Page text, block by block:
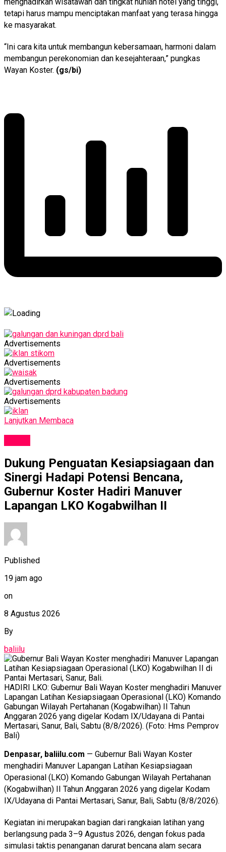
tetapi harus mampu menciptakan manfaat yang terasa hingga
ke masyarakat.
“Ini cara kita untuk membangun kebersamaan, harmoni dalam
membangun perekonomian dan kesejahteraan,” pungkas
Wayan Koster. (gs/bi)
Advertisements
Advertisements
Advertisements
Advertisements
Lanjutkan Membaca
Dukung Penguatan Kesiapsiagaan dan
Sinergi Hadapi Potensi Bencana,
Gubernur Koster Hadiri Manuver
Lapangan LKO Kogabwilhan II
Published
19 jam ago
on
8 Agustus 2026
By
baliilu
HADIRI LKO: Gubernur Bali Wayan Koster menghadiri Manuver
Lapangan Latihan Kesiapsiagaan Operasional (LKO) Komando
Gabungan Wilayah Pertahanan (Kogabwilhan) II Tahun
Anggaran 2026 yang digelar Kodam IX/Udayana di Pantai
Mertasari, Sanur, Bali, Sabtu (8/8/2026). (Foto: Hms Pemprov
Bali)
Denpasar, baliilu.com — Gubernur Bali Wayan Koster
menghadiri Manuver Lapangan Latihan Kesiapsiagaan
Operasional (LKO) Komando Gabungan Wilayah Pertahanan
(Kogabwilhan) II Tahun Anggaran 2026 yang digelar Kodam
IX/Udayana di Pantai Mertasari, Sanur, Bali, Sabtu (8/8/2026).
Kegiatan ini merupakan bagian dari rangkaian latihan yang
berlangsung pada 3–9 Agustus 2026, dengan fokus pada
simulasi taktis penanganan darurat bencana alam secara